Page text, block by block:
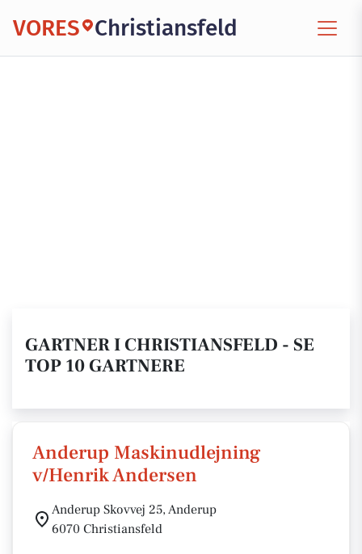
VORES Christiansfeld
GARTNER I CHRISTIANSFELD - SE
TOP 10 GARTNERE
Anderup Maskinudlejning
v/Henrik Andersen
Anderup Skovvej 25, Anderup
6070 Christiansfeld